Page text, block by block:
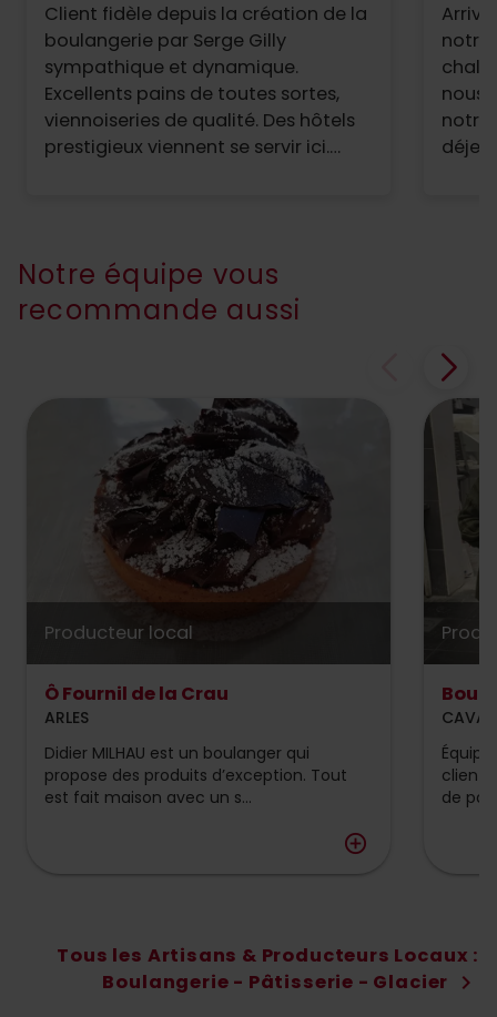
Client fidèle depuis la création de la
boulangerie par Serge Gilly
sympathique et dynamique.
Excellents pains de toutes sortes,
viennoiseries de qualité. Des hôtels
prestigieux viennent se servir ici.
recommander donc.
notre
nous
notre
Notre équipe vous
recommande aussi
Producteur local
Ô Fournil de la Crau
ARLES
Didier MILHAU est un boulanger qui
propose des produits d’exception. Tout
est fait maison avec un s...
add_circle_outline
de
Tous les Artisans & Producteurs Locaux :
Boulangerie - Pâtisserie - Glacier
chevron_right